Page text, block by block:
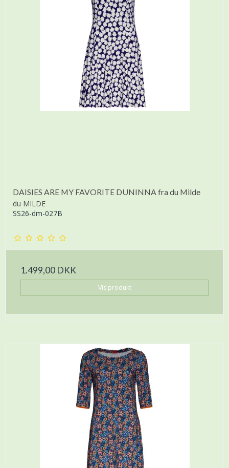
DAISIES ARE MY FAVORITE DUNINNA fra du Milde
du MILDE
SS26-dm-027B
1.499,00 DKK
Vis produkt